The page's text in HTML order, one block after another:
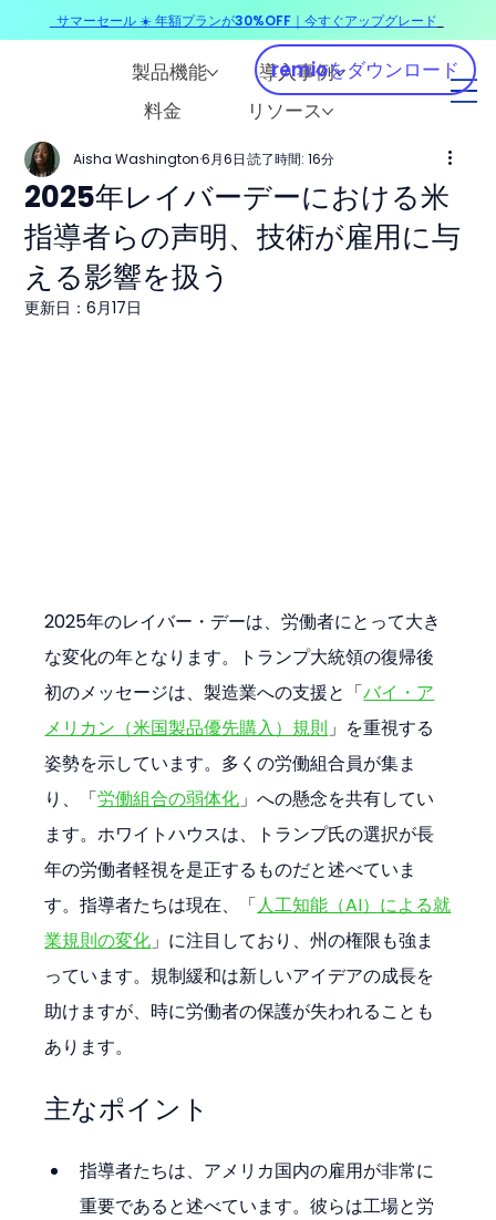
製品機能
導入事例
料金
リソース
remioをダウンロード
2025年レイバーデーにおける米
指導者らの声明、技術が雇用に与
える影響を扱う
Aisha Washington 6月6日 読了時間: 16分
更新日：6月17日
2025年のレイバー・デーは、労働者にとって大き
な変化の年となります。トランプ大統領の復帰後
初のメッセージは、製造業への支援と「バイ・ア
メリカン（米国製品優先購入）規則」を重視する
姿勢を示しています。多くの労働組合員が集ま
り、「労働組合の弱体化」への懸念を共有してい
ます。ホワイトハウスは、トランプ氏の選択が長
年の労働者軽視を是正するものだと述べていま
す。指導者たちは現在、「人工知能（AI）による就
業規則の変化」に注目しており、州の権限も強ま
っています。規制緩和は新しいアイデアの成長を
助けますが、時に労働者の保護が失われることも
あります。
主なポイント
指導者たちは、アメリカ国内の雇用が非常に
重要であると述べています。彼らは工場と労
サマーセール ☀️ 年額プランが30%OFF｜今すぐアップグレード